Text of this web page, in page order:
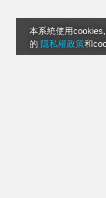
本系統使用
的 隱私權政策和